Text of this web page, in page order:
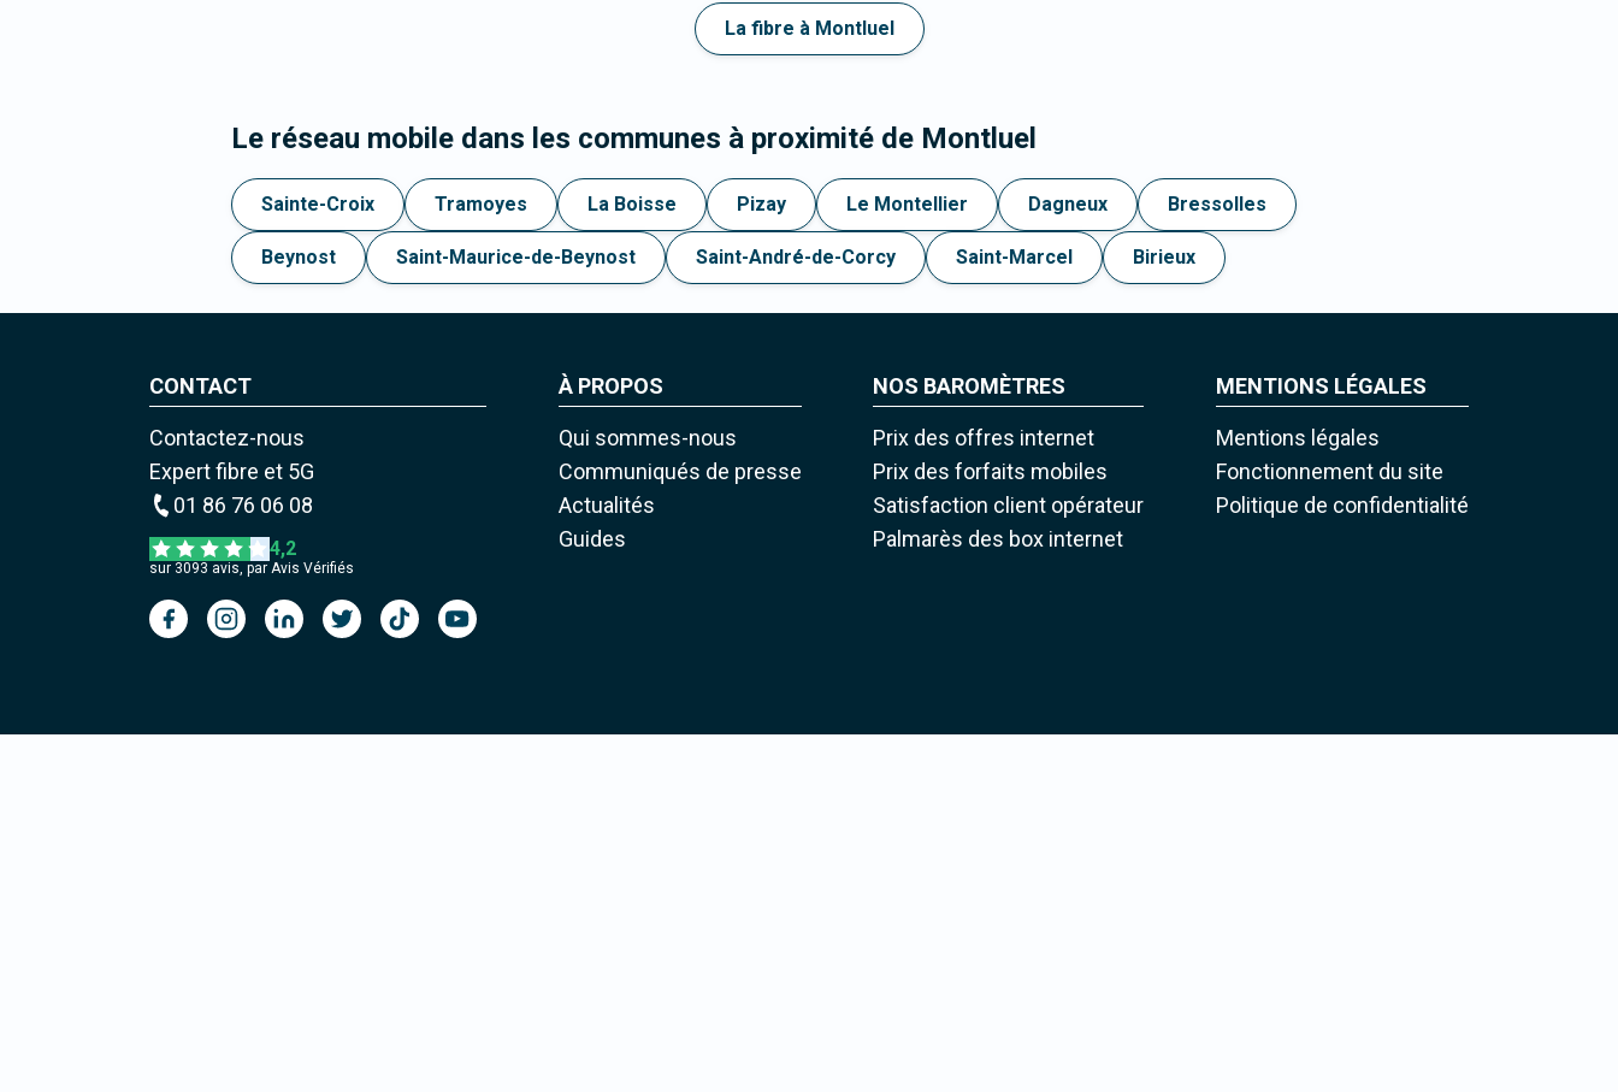
La fibre à Montluel
Le réseau mobile dans les communes à proximité de Montluel
Sainte-Croix Tramoyes La Boisse Pizay Le Montellier Dagneux Bressolles
Beynost Saint-Maurice-de-Beynost Saint-André-de-Corcy Saint-Marcel Birieux
CONTACT
Contactez-nous
Expert fibre et 5G
01 86 76 06 08
4,2
sur 3093 avis, par Avis Vérifiés
À PROPOS
Qui sommes-nous
Communiqués de presse
Actualités
Guides
NOS BAROMÈTRES
Prix des offres internet
Prix des forfaits mobiles
Satisfaction client opérateur
Palmarès des box internet
MENTIONS LÉGALES
Mentions légales
Fonctionnement du site
Politique de confidentialité